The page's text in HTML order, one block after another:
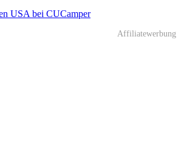
Affiliatewerbung